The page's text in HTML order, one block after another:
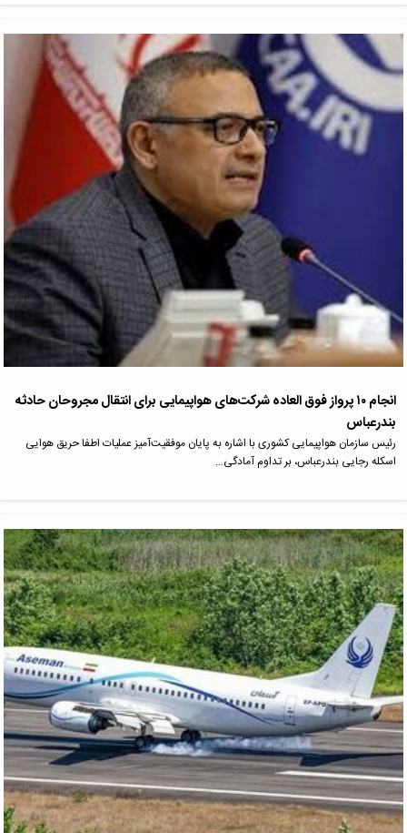
انجام ۱۰ پرواز فوق العاده شرکت‌های هواپیمایی برای انتقال مجروحان حادثه
بندرعباس
رئیس سازمان هواپیمایی کشوری با اشاره به پایان موفقیت‌آمیز عملیات اطفا حریق هوایی
اسکله رجایی بندرعباس، بر تداوم آمادگی…